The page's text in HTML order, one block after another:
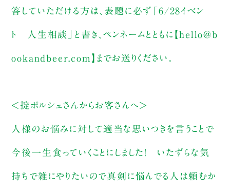
答していただける方は、表題に必ず「6/28イベン
ト 人生相談」と書き、ペンネームとともに【hello@b
ookandbeer.com】までお送りください。
＜掟ポルシェさんからお客さんへ＞
人様のお悩みに対して適当な思いつきを言うことで
今後一生食っていくことにしました！ いたずらな気
持ちで雑にやりたいので真剣に悩んでる人は頼むか